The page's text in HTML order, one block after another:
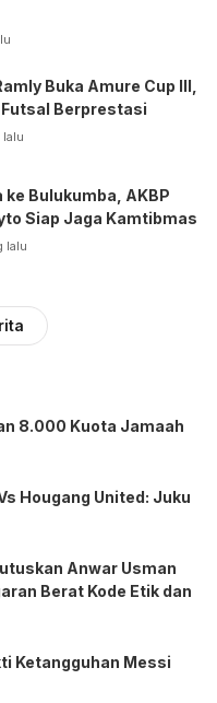
Buka Amure Cup III,
Berprestasi
lalu
ke Bulukumba, AKBP
Siap Jaga Kamtibmas
lalu
8.000 Kuota Jamaah
Hougang United: Juku
Anwar Usman
Berat Kode Etik dan
Ketangguhan Messi